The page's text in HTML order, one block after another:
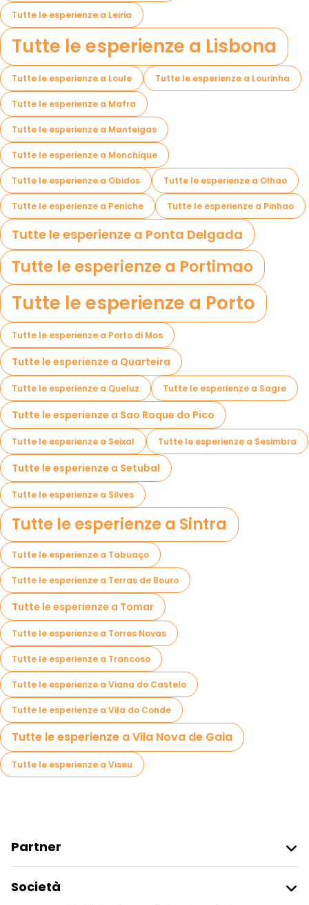
Tutte le esperienze a Leiria
Tutte le esperienze a Lisbona
Tutte le esperienze a Loule Tutte le esperienze a Lourinha
Tutte le esperienze a Mafra
Tutte le esperienze a Manteigas
Tutte le esperienze a Monchique
Tutte le esperienze a Obidos Tutte le esperienze a Olhao
Tutte le esperienze a Peniche Tutte le esperienze a Pinhao
Tutte le esperienze a Ponta Delgada
Tutte le esperienze a Portimao
Tutte le esperienze a Porto
Tutte le esperienze a Porto di Mos
Tutte le esperienze a Quarteira
Tutte le esperienze a Queluz Tutte le esperienze a Sagre
Tutte le esperienze a Sao Roque do Pico
Tutte le esperienze a Seixal Tutte le esperienze a Sesimbra
Tutte le esperienze a Setubal
Tutte le esperienze a Silves
Tutte le esperienze a Sintra
Tutte le esperienze a Tabuaço
Tutte le esperienze a Terras de Bouro
Tutte le esperienze a Tomar
Tutte le esperienze a Torres Novas
Tutte le esperienze a Trancoso
Tutte le esperienze a Viana do Castelo
Tutte le esperienze a Vila do Conde
Tutte le esperienze a Vila Nova de Gaia
Tutte le esperienze a Viseu
Partner
Accesso Del Fornitore
Società